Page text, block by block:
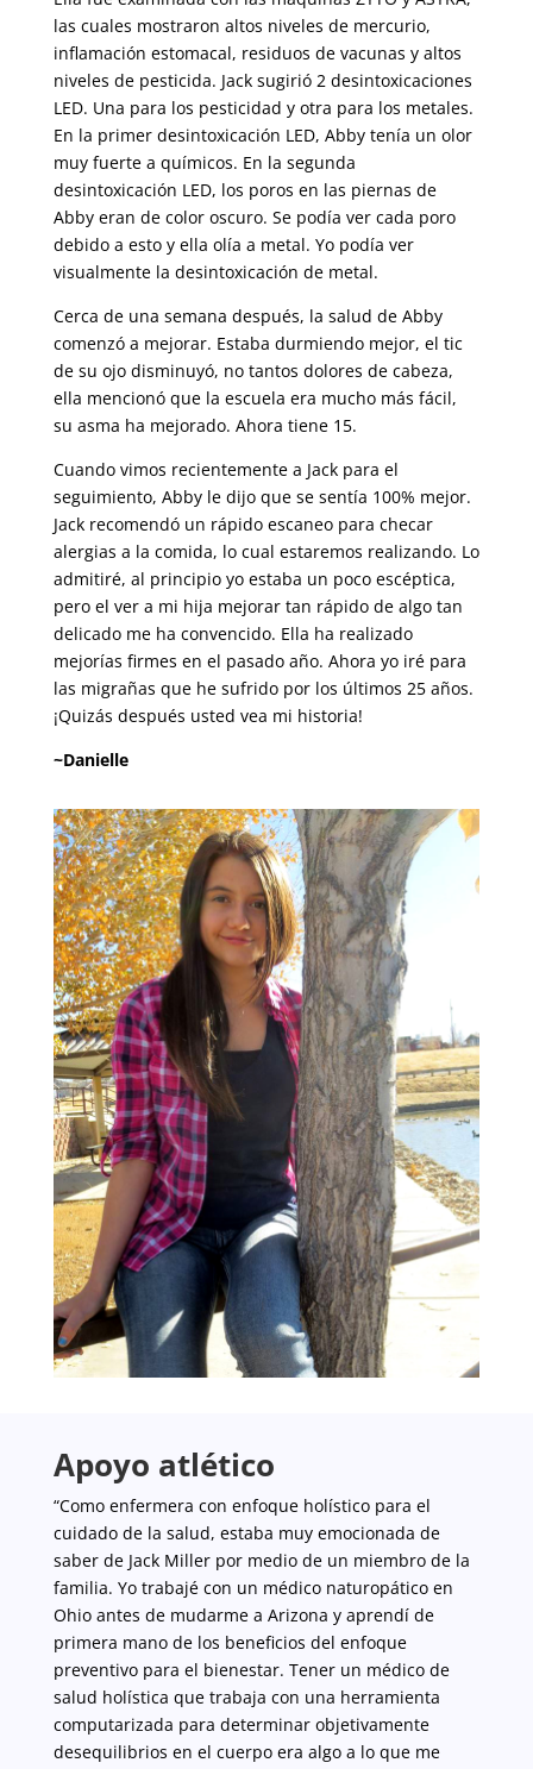
las cuales mostraron altos niveles de mercurio,
inflamación estomacal, residuos de vacunas y altos
niveles de pesticida. Jack sugirió 2 desintoxicaciones
LED. Una para los pesticidad y otra para los metales.
En la primer desintoxicación LED, Abby tenía un olor
muy fuerte a químicos. En la segunda
desintoxicación LED, los poros en las piernas de
Abby eran de color oscuro. Se podía ver cada poro
debido a esto y ella olía a metal. Yo podía ver
visualmente la desintoxicación de metal.
Cerca de una semana después, la salud de Abby
comenzó a mejorar. Estaba durmiendo mejor, el tic
de su ojo disminuyó, no tantos dolores de cabeza,
ella mencionó que la escuela era mucho más fácil,
su asma ha mejorado. Ahora tiene 15.
Cuando vimos recientemente a Jack para el
seguimiento, Abby le dijo que se sentía 100% mejor.
Jack recomendó un rápido escaneo para checar
alergias a la comida, lo cual estaremos realizando. Lo
admitiré, al principio yo estaba un poco escéptica,
pero el ver a mi hija mejorar tan rápido de algo tan
delicado me ha convencido. Ella ha realizado
mejorías firmes en el pasado año. Ahora yo iré para
las migrañas que he sufrido por los últimos 25 años.
¡Quizás después usted vea mi historia!
~Danielle
Apoyo atlético
“Como enfermera con enfoque holístico para el
cuidado de la salud, estaba muy emocionada de
saber de Jack Miller por medio de un miembro de la
familia. Yo trabajé con un médico naturopático en
Ohio antes de mudarme a Arizona y aprendí de
primera mano de los beneficios del enfoque
preventivo para el bienestar. Tener un médico de
salud holística que trabaja con una herramienta
computarizada para determinar objetivamente
desequilibrios en el cuerpo era algo a lo que me